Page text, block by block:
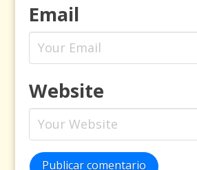
Email
Website
Publicar comentario